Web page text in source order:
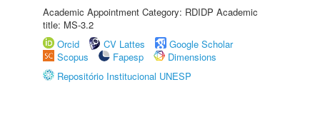
Academic Appointment Category: RDIDP Academic
title: MS-3.2
Orcid
CV Lattes
Google Scholar
Scopus
Fapesp
Dimensions
Repositório Institucional UNESP